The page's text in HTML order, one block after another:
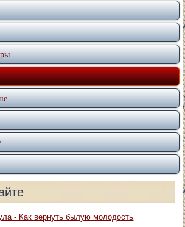
- Как вернуть былую молодость